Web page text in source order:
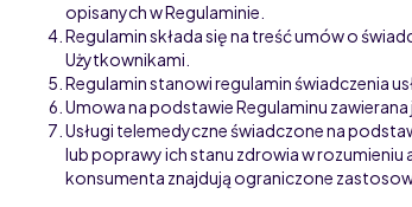
opisanych w Regulaminie.
Regulamin składa się na treść umów o
Użytkownikami.
Regulamin stanowi regulamin świadczenia
Umowa na podstawie Regulaminu
Usługi telemedyczne świadczone na
lub poprawy ich stanu zdrowia w rozumieniu
konsumenta znajdują ograniczone